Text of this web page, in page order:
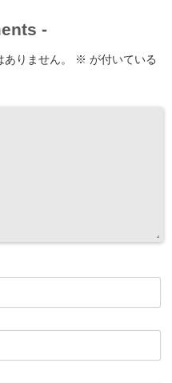
-
りません。 ※ が付いている